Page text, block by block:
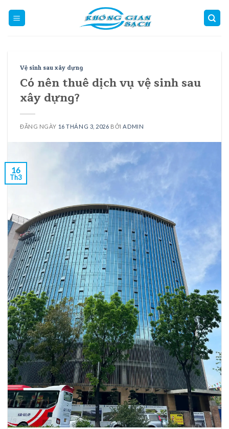
Vệ sinh sau xây dựng
Có nên thuê dịch vụ vệ sinh sau
xây dựng?
ĐĂNG NGÀY 16 THÁNG 3, 2026 BỞI ADMIN
16
Th3